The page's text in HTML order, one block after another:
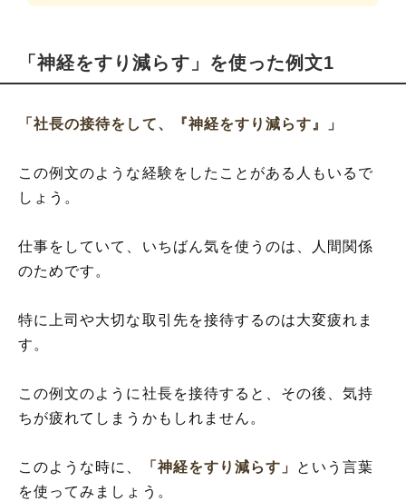
「神経をすり減らす」を使った例文1
「社長の接待をして、『神経をすり減らす』」
この例文のような経験をしたことがある人もいるで
しょう。
仕事をしていて、いちばん気を使うのは、人間関係
のためです。
特に上司や大切な取引先を接待するのは大変疲れま
す。
この例文のように社長を接待すると、その後、気持
ちが疲れてしまうかもしれません。
このような時に、 「神経をすり減らす」
という言葉
を使ってみましょう。